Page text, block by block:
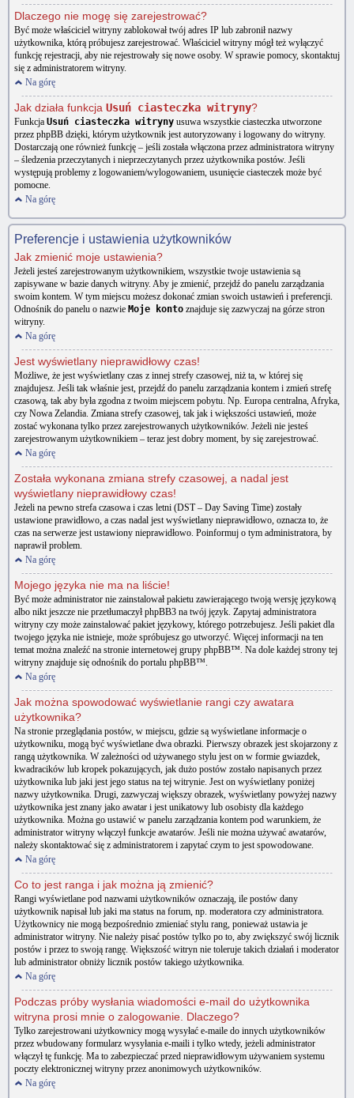
Dlaczego nie mogę się zarejestrować?
Być może właściciel witryny zablokował twój adres IP lub zabronił nazwy
użytkownika, którą próbujesz zarejestrować. Właściciel witryny mógł też wyłączyć
funkcję rejestracji, aby nie rejestrowały się nowe osoby. W sprawie pomocy, skontaktuj
się z administratorem witryny.
Na górę
Jak działa funkcja Usuń ciasteczka witryny?
Funkcja Usuń ciasteczka witryny usuwa wszystkie ciasteczka utworzone
przez phpBB dzięki, którym użytkownik jest autoryzowany i logowany do witryny.
Dostarczają one również funkcję – jeśli została włączona przez administratora witryny
– śledzenia przeczytanych i nieprzeczytanych przez użytkownika postów. Jeśli
występują problemy z logowaniem/wylogowaniem, usunięcie ciasteczek może być
pomocne.
Na górę
Preferencje i ustawienia użytkowników
Jak zmienić moje ustawienia?
Jeżeli jesteś zarejestrowanym użytkownikiem, wszystkie twoje ustawienia są
zapisywane w bazie danych witryny. Aby je zmienić, przejdź do panelu zarządzania
swoim kontem. W tym miejscu możesz dokonać zmian swoich ustawień i preferencji.
Odnośnik do panelu o nazwie Moje konto znajduje się zazwyczaj na górze stron
witryny.
Na górę
Jest wyświetlany nieprawidłowy czas!
Możliwe, że jest wyświetlany czas z innej strefy czasowej, niż ta, w której się
znajdujesz. Jeśli tak właśnie jest, przejdź do panelu zarządzania kontem i zmień strefę
czasową, tak aby była zgodna z twoim miejscem pobytu. Np. Europa centralna, Afryka,
czy Nowa Zelandia. Zmiana strefy czasowej, tak jak i większości ustawień, może
zostać wykonana tylko przez zarejestrowanych użytkowników. Jeżeli nie jesteś
zarejestrowanym użytkownikiem – teraz jest dobry moment, by się zarejestrować.
Na górę
Została wykonana zmiana strefy czasowej, a nadal jest
wyświetlany nieprawidłowy czas!
Jeżeli na pewno strefa czasowa i czas letni (DST – Day Saving Time) zostały
ustawione prawidłowo, a czas nadal jest wyświetlany nieprawidłowo, oznacza to, że
czas na serwerze jest ustawiony nieprawidłowo. Poinformuj o tym administratora, by
naprawił problem.
Na górę
Mojego języka nie ma na liście!
Być może administrator nie zainstalował pakietu zawierającego twoją wersję językową
albo nikt jeszcze nie przetłumaczył phpBB3 na twój język. Zapytaj administratora
witryny czy może zainstalować pakiet językowy, którego potrzebujesz. Jeśli pakiet dla
twojego języka nie istnieje, może spróbujesz go utworzyć. Więcej informacji na ten
temat można znaleźć na stronie internetowej grupy phpBB™. Na dole każdej strony tej
witryny znajduje się odnośnik do portalu phpBB™.
Na górę
Jak można spowodować wyświetlanie rangi czy awatara
użytkownika?
Na stronie przeglądania postów, w miejscu, gdzie są wyświetlane informacje o
użytkowniku, mogą być wyświetlane dwa obrazki. Pierwszy obrazek jest skojarzony z
rangą użytkownika. W zależności od używanego stylu jest on w formie gwiazdek,
kwadracików lub kropek pokazujących, jak dużo postów zostało napisanych przez
użytkownika lub jaki jest jego status na tej witrynie. Jest on wyświetlany poniżej
nazwy użytkownika. Drugi, zazwyczaj większy obrazek, wyświetlany powyżej nazwy
użytkownika jest znany jako awatar i jest unikatowy lub osobisty dla każdego
użytkownika. Można go ustawić w panelu zarządzania kontem pod warunkiem, że
administrator witryny włączył funkcje awatarów. Jeśli nie można używać awatarów,
należy skontaktować się z administratorem i zapytać czym to jest spowodowane.
Na górę
Co to jest ranga i jak można ją zmienić?
Rangi wyświetlane pod nazwami użytkowników oznaczają, ile postów dany
użytkownik napisał lub jaki ma status na forum, np. moderatora czy administratora.
Użytkownicy nie mogą bezpośrednio zmieniać stylu rang, ponieważ ustawia je
administrator witryny. Nie należy pisać postów tylko po to, aby zwiększyć swój licznik
postów i przez to swoją rangę. Większość witryn nie toleruje takich działań i moderator
lub administrator obniży licznik postów takiego użytkownika.
Na górę
Podczas próby wysłania wiadomości e-mail do użytkownika
witryna prosi mnie o zalogowanie. Dlaczego?
Tylko zarejestrowani użytkownicy mogą wysyłać e-maile do innych użytkowników
przez wbudowany formularz wysyłania e-maili i tylko wtedy, jeżeli administrator
włączył tę funkcję. Ma to zabezpieczać przed nieprawidłowym używaniem systemu
poczty elektronicznej witryny przez anonimowych użytkowników.
Na górę